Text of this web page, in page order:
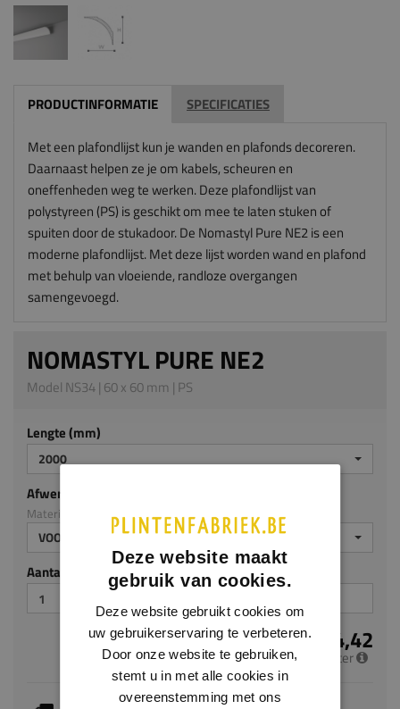
PRODUCTINFORMATIE SPECIFICATIES
Met een plafondlijst kun je wanden en plafonds decoreren.
Daarnaast helpen ze je om kabels, scheuren en
oneffenheden weg te werken. Deze plafondlijst van
polystyreen (PS) is geschikt om mee te laten stuken of
spuiten door de stukadoor. De Nomastyl Pure NE2 is een
moderne plafondlijst. Met deze lijst worden wand en plafond
met behulp van vloeiende, randloze overgangen
samengevoegd.
NOMASTYL PURE NE2
Model NS34 | 60 x 60 mm | PS
Lengte (mm)
2000
Afwerking
Materiaal: PS
VOORGELAKT
Aantal stuks
€ 4,42
per meter
Dit artikel is voorradig, de verwachte levertijd
Deze website maakt
gebruik van cookies.
Deze website gebruikt cookies om
uw gebruikerservaring te verbeteren.
Door onze website te gebruiken,
stemt u in met alle cookies in
overeenstemming met ons